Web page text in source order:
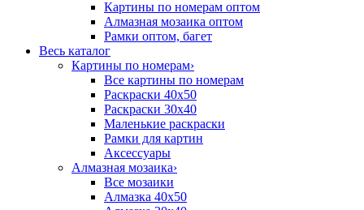
Картины по номерам оптом
Алмазная мозаика оптом
Рамки оптом, багет
Весь каталог
Картины по номерам›
Все картины по номерам
Раскраски 40х50
Раскраски 30х40
Маленькие раскраски
Рамки для картин
Аксессуары
Алмазная мозаика›
Все мозаики
Алмазка 40х50